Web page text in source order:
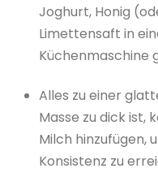
Joghurt, Honig
Limettensaft in
Küchenmaschine
Alles zu einer
Masse zu dick ist,
Milch hinzufügen,
Konsistenz zu